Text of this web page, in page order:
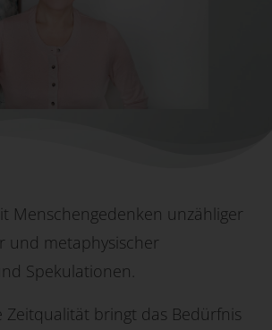
Menschengedenken unzähliger
und metaphysischer
Spekulationen.
Zeitqualität bringt das Bedürfnis